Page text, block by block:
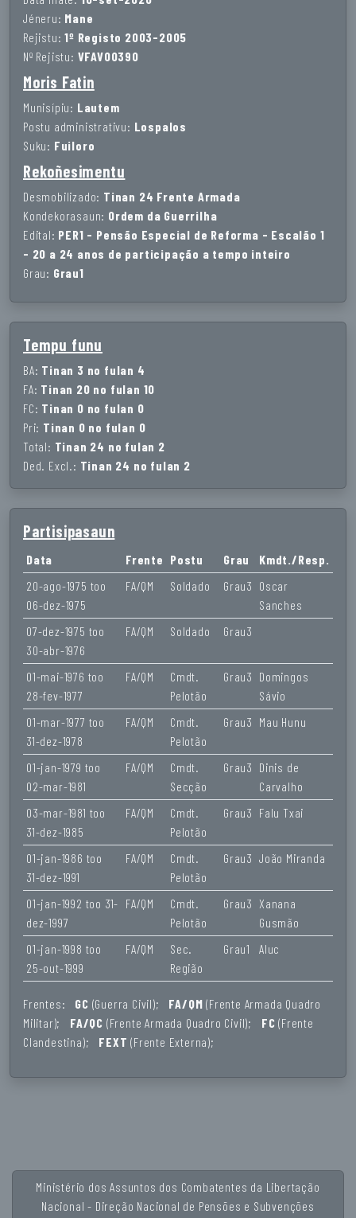
Jéneru: Mane
Rejistu: 1º Registo 2003-2005
Nº Rejistu: VFAV00390
Moris Fatin
Munisípiu: Lautem
Postu administrativu: Lospalos
Suku: Fuiloro
Rekoñesimentu
Desmobilizado: Tinan 24 Frente Armada
Kondekorasaun: Ordem da Guerrilha
Edital: PER1 - Pensão Especial de Reforma - Escalão 1
- 20 a 24 anos de participação a tempo inteiro
Grau: Grau1
Tempu funu
BA: Tinan 3 no fulan 4
FA: Tinan 20 no fulan 10
FC: Tinan 0 no fulan 0
Pri: Tinan 0 no fulan 0
Total: Tinan 24 no fulan 2
Ded. Excl.: Tinan 24 no fulan 2
Partisipasaun
Data Frente Postu Grau
Kmdt./Resp.
20-ago-1975 too
06-dez-1975
FA/QM Soldado Grau3 Oscar
Sanches
07-dez-1975 too
30-abr-1976
FA/QM Soldado Grau3
01-mai-1976 too
28-fev-1977
FA/QM
Cmdt.
Pelotão
Grau3 Domingos
Sávio
01-mar-1977 too
31-dez-1978
FA/QM
Cmdt.
Pelotão
Grau3 Mau Hunu
01-jan-1979 too
02-mar-1981
FA/QM
Cmdt.
Secção
Grau3 Dinis de
Carvalho
03-mar-1981 too
31-dez-1985
FA/QM
Cmdt.
Pelotão
Grau3 Falu Txai
01-jan-1986 too
31-dez-1991
FA/QM
Cmdt.
Pelotão
Grau3 João Miranda
01-jan-1992 too 31-
dez-1997
FA/QM
Cmdt.
Pelotão
Grau3 Xanana
Gusmão
01-jan-1998 too
25-out-1999
FA/QM
Sec.
Região
Grau1 Aluc
Frentes: GC (Guerra Civil); FA/QM(Frente Armada Quadro
Militar);
FA/QC (Frente Armada Quadro Civil); FC(Frente
Clandestina);
FEXT (Frente Externa);
Ministério dos Assuntos dos Combatentes da Libertação
Nacional - Direção Nacional de Pensões e Subvenções